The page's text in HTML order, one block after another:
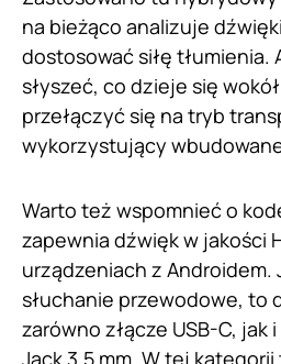
na bieżąco analizuje
dostosować siłę tłumienia.
słyszeć, co dzieje się
przełączyć się na tryb
wykorzystujący
Warto też wspomnieć o
zapewnia dźwięk w jakości
urządzeniach z Androidem.
słuchanie przewodowe, to
zarówno złącze USB-C, jak
Jack 3,5 mm. W tej